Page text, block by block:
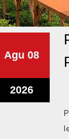
AguAgustus
2026
08
2026Agustus
8,